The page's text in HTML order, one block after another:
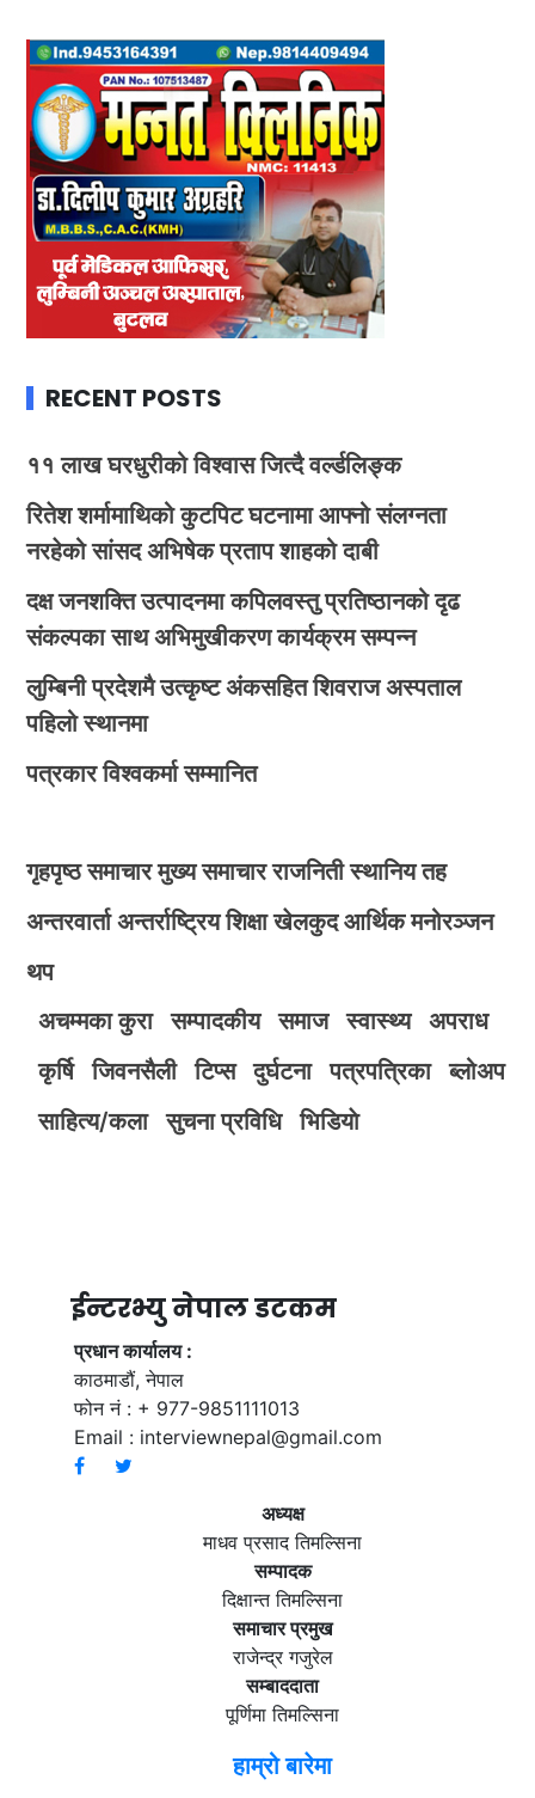
RECENT POSTS
११ लाख घरधुरीको विश्वास जित्दै वर्ल्डलिङ्क
रितेश शर्मामाथिको कुटपिट घटनामा आफ्नो संलग्नता
नरहेको सांसद अभिषेक प्रताप शाहको दाबी
दक्ष जनशक्ति उत्पादनमा कपिलवस्तु प्रतिष्ठानको दृढ
संकल्पका साथ अभिमुखीकरण कार्यक्रम सम्पन्न
लुम्बिनी प्रदेशमै उत्कृष्ट अंकसहित शिवराज अस्पताल
पहिलो स्थानमा
पत्रकार विश्वकर्मा सम्मानित
गृहपृष्ठ समाचार मुख्य समाचार राजनिती स्थानिय तह
अन्तरवार्ता अन्तर्राष्ट्रिय शिक्षा खेलकुद आर्थिक मनोरञ्जन
थप
अचम्मका कुरा
सम्पादकीय समाज स्वास्थ्य
अपराध
कृर्षि
जिवनसैली टिप्स दुर्घटना पत्रपत्रिका
ब्लोअप
साहित्य/कला
सुचना प्रविधि भिडियाे
ईन्टरभ्यु नेपाल डटकम
प्रधान कार्यालय :
काठमाडौं, नेपाल
फोन नं : + 977-9851111013
Email : interviewnepal@gmail.com
अध्यक्ष
माधव प्रसाद तिमल्सिना
सम्पादक
दिक्षान्त तिमल्सिना
समाचार प्रमुख
राजेन्द्र गजुरेल
सम्बाददाता
पूर्णिमा तिमल्सिना
हाम्रो बारेमा